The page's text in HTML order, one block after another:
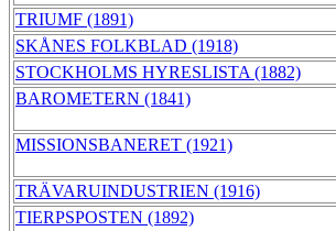
TRIUMF (1891)
SKÅNES FOLKBLAD (1918)
STOCKHOLMS HYRESLISTA (1882)
BAROMETERN (1841)
MISSIONSBANERET (1921)
TRÄVARUINDUSTRIEN (1916)
TIERPSPOSTEN (1892)